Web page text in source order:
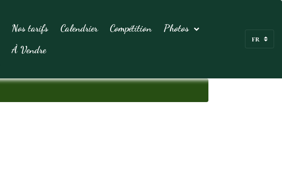
Nos tarifs Calendrier Compétition
Photos
À Vendre